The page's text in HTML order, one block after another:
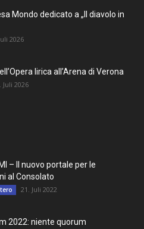
Mondo dedicato a „Il diavolo in
2026
lirica all’Arena di Verona
Juli 2026
– Il nuovo portale per le
al Consolato
21. Juli 2022
2022: niente quorum